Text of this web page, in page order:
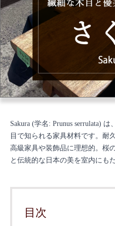
Sakura (学名: Prunus serrulata)
目で知られる家具材料です。耐
高級家具や装飾品に理想的。桜
と伝統的な日本の美を室内にも
目次